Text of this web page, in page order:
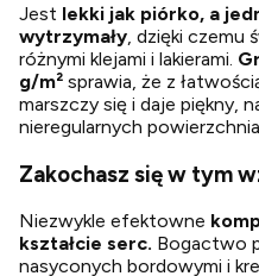
Jest lekki jak piórko, a
wytrzymały , dzięki czemu
różnymi klejami i lakierami. G
g/m² sprawia, że z
marszczy się i daje piękny,
nieregularnych
Zakochasz się w tym
Niezwykle efektowne
kształcie serc. Bogactwo
nasyconych bordowymi i